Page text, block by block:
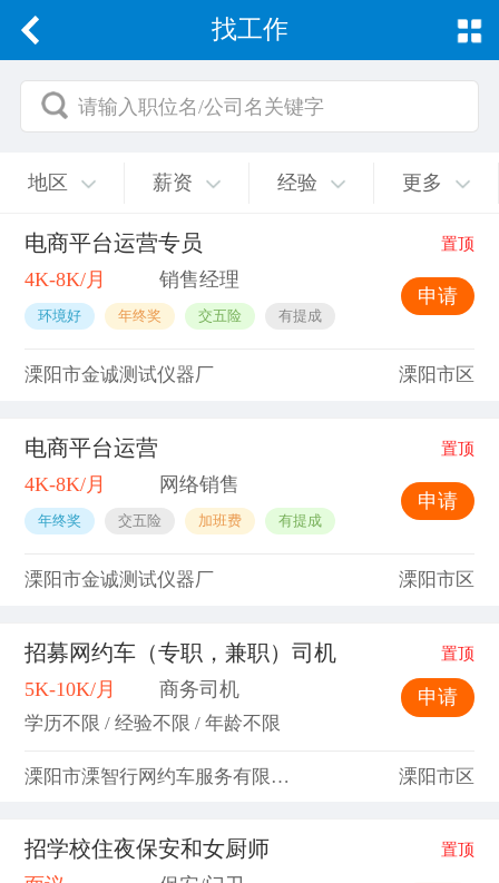
找工作
请输入职位名/公司名关键字
地区 薪资 经验 更多
电商平台运营专员 置顶
4K-8K/月 销售经理
环境好 年终奖 交五险 有提成
申请
溧阳市金诚测试仪器厂 溧阳市区
电商平台运营 置顶
4K-8K/月 网络销售
年终奖 交五险 加班费 有提成
申请
溧阳市金诚测试仪器厂 溧阳市区
招募网约车（专职，兼职）司机 置顶
5K-10K/月 商务司机
学历不限 / 经验不限 / 年龄不限
申请
溧阳市溧智行网约车服务有限公司 溧阳市区
招学校住夜保安和女厨师 置顶